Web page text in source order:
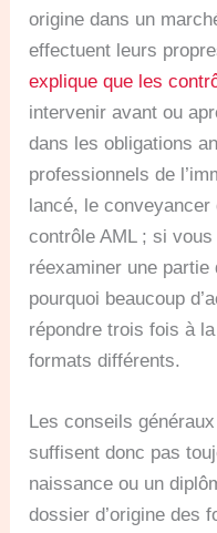
origine dans un
effectuent leurs
explique que les
intervenir avant ou
dans les obligations
professionnels de
lancé, le
contrôle AML ; si
réexaminer une
pourquoi beaucoup
répondre trois fois à
formats différents.
Les conseils
suffisent donc pas
naissance ou un
dossier d’origine des